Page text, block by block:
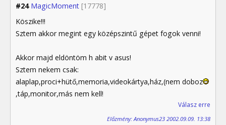
#24 MagicMoment [17778]
Köszike!!!
Sztem akkor megint egy középszintű gépet fogok venni!
Akkor majd eldöntöm h abit v asus!
Sztem nekem csak:
alaplap,proci+hütő,memoria,videokártya,ház,(nem doboz
,táp,monitor,más nem kell!
Válasz erre
Előzmény: Anonymus23 2002.09.09. 13:38